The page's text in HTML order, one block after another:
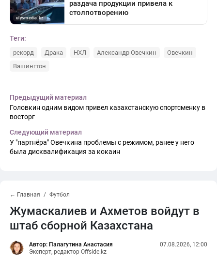
Теги:
рекорд Драка НХЛ Александр Овечкин
Овечкин
Вашингтон
Предыдущий материал
Головкин одним видом привел казахстанскую спортсменку в
восторг
Следующий материал
У "партнёра" Овечкина проблемы с режимом, ранее у него
была дисквалификация за кокаин
← Главная Футбол
Жумаскалиев и Ахметов войдут в
штаб сборной Казахстана
Автор: Палагутина Анастасия
Эксперт, редактор Offside.kz
07.08.2026, 12:00